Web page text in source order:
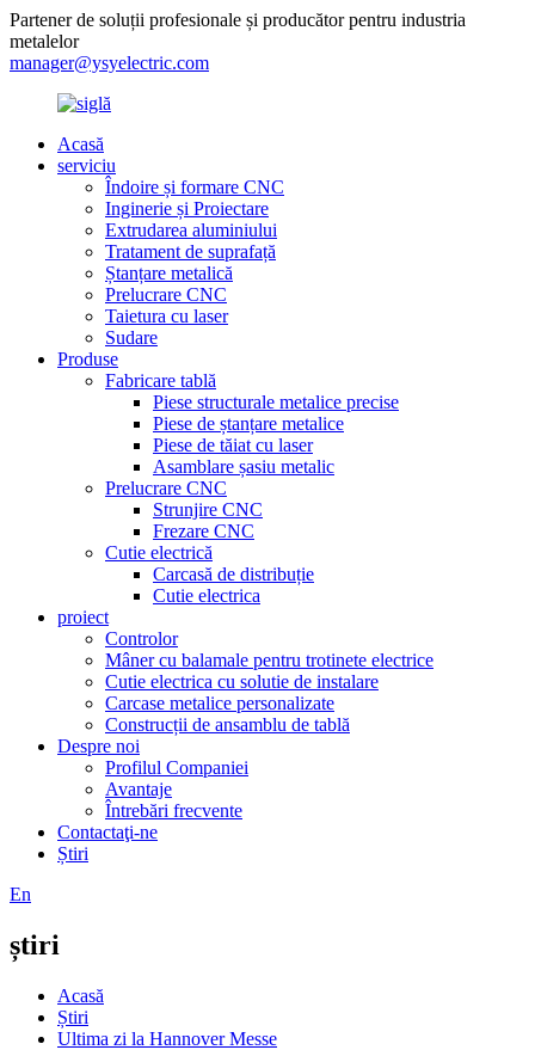
Partener de soluții profesionale și producător pentru industria
metalelor
manager@ysyelectric.com
Acasă
serviciu
Îndoire și formare CNC
Inginerie și Proiectare
Extrudarea aluminiului
Tratament de suprafață
Ștanțare metalică
Prelucrare CNC
Taietura cu laser
Sudare
Produse
Fabricare tablă
Piese structurale metalice precise
Piese de ștanțare metalice
Piese de tăiat cu laser
Asamblare șasiu metalic
Prelucrare CNC
Strunjire CNC
Frezare CNC
Cutie electrică
Carcasă de distribuție
Cutie electrica
proiect
Controlor
Mâner cu balamale pentru trotinete electrice
Cutie electrica cu solutie de instalare
Carcase metalice personalizate
Construcții de ansamblu de tablă
Despre noi
Profilul Companiei
Avantaje
Întrebări frecvente
Contactaţi-ne
Știri
En
știri
Acasă
Știri
Ultima zi la Hannover Messe